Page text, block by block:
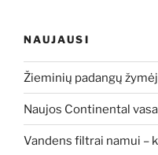
NAUJAUSI
Žieminių padangų
Naujos Continental
Vandens filtrai namui –